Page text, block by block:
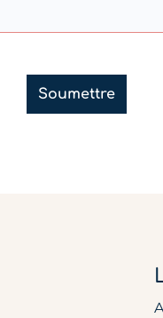
Soumettre